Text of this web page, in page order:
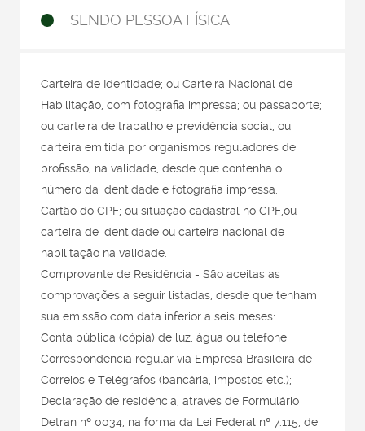
SENDO PESSOA FÍSICA
Carteira de Identidade; ou Carteira Nacional de
Habilitação, com fotografia impressa; ou passaporte;
ou carteira de trabalho e previdência social, ou
carteira emitida por organismos reguladores de
profissão, na validade, desde que contenha o
número da identidade e fotografia impressa.
Cartão do CPF; ou situação cadastral no CPF,ou
carteira de identidade ou carteira nacional de
habilitação na validade.
Comprovante de Residência - São aceitas as
comprovações a seguir listadas, desde que tenham
sua emissão com data inferior a seis meses:
Conta pública (cópia) de luz, água ou telefone;
Correspondência regular via Empresa Brasileira de
Correios e Telégrafos (bancária, impostos etc.);
Declaração de residência, através de Formulário
Detran nº 0034, na forma da Lei Federal nº 7.115, de